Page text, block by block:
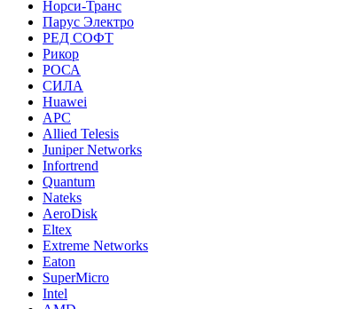
Норси-Транс
Парус Электро
РЕД СОФТ
Рикор
РОСА
СИЛА
Huawei
APC
Allied Telesis
Juniper Networks
Infortrend
Quantum
Nateks
AeroDisk
Eltex
Extreme Networks
Eaton
SuperMicro
Intel